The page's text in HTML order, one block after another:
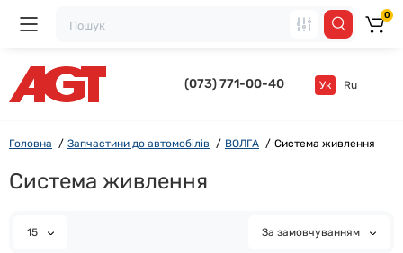
(073) 771-00-40 Ук Ru
0
Головна Запчастини до автомобілів ВОЛГА Система живлення
Система живлення
15 За замовчуванням